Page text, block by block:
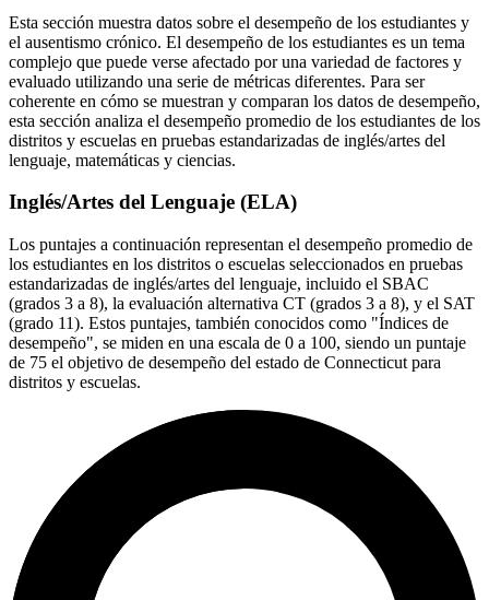
Esta sección muestra datos sobre el desempeño de los estudiantes y
el ausentismo crónico. El desempeño de los estudiantes es un tema
complejo que puede verse afectado por una variedad de factores y
evaluado utilizando una serie de métricas diferentes. Para ser
coherente en cómo se muestran y comparan los datos de desempeño,
esta sección analiza el desempeño promedio de los estudiantes de los
distritos y escuelas en pruebas estandarizadas de inglés/artes del
lenguaje, matemáticas y ciencias.
Inglés/Artes del Lenguaje (ELA)
Los puntajes a continuación representan el desempeño promedio de
los estudiantes en los distritos o escuelas seleccionados en pruebas
estandarizadas de inglés/artes del lenguaje, incluido el SBAC
(grados 3 a 8), la evaluación alternativa CT (grados 3 a 8), y el SAT
(grado 11). Estos puntajes, también conocidos como "Índices de
desempeño", se miden en una escala de 0 a 100, siendo un puntaje
de 75 el objetivo de desempeño del estado de Connecticut para
distritos y escuelas.